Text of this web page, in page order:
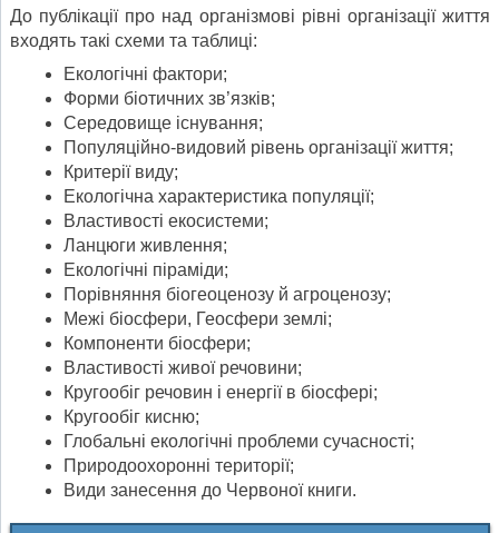
До публікації про над організмові рівні організації життя
входять такі схеми та таблиці:
Екологічні фактори;
Форми біотичних зв’язків;
Середовище існування;
Популяційно-видовий рівень організації життя;
Критерії виду;
Екологічна характеристика популяції;
Властивості екосистеми;
Ланцюги живлення;
Екологічні піраміди;
Порівняння біогеоценозу й агроценозу;
Межі біосфери, Геосфери землі;
Компоненти біосфери;
Властивості живої речовини;
Кругообіг речовин і енергії в біосфері;
Кругообіг кисню;
Глобальні екологічні проблеми сучасності;
Природоохоронні території;
Види занесення до Червоної книги.